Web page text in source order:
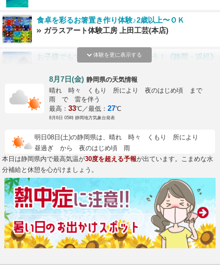
体験を更に表示する
食卓を彩るお箸置き作り体験♪2歳以上〜ＯＫ
ガラスアート体験工房 上田工芸(本店)
お子様でもできる♪とんぼ玉を作ろう！《静岡・浜松》
ガラス工房CLOVER
実力派陶芸家の技術を教えるテクニックが身につく！
電動ろくろ体験コース※指より爪が長いとケガをする
危険性があります。爪は短く切ってください ※当日の
遠州湖東窯舘山寺工房
当店1番人気！大瀬崎2ビーチファンダイビング♪ 約6
時間
ジプシークラブ
8月7日(金) 静岡県の天気情報
晴れ 時々 くもり 所により 夜のはじめ頃 まで
雨 で 雷を伴う
最高： 33℃／最低： 27℃
8月6日 05時 静岡地方気象台発表
明日08日(土)の静岡県は、晴れ 時々 くもり 所により
昼過ぎ から 夜のはじめ頃 雨
本日は静岡県内で最高気温が30度を超える予報が出ています。こまめな水
分補給と休憩を心がけましょう。